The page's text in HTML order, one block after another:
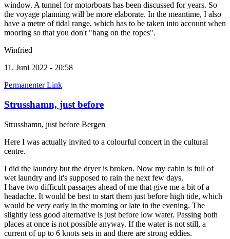
window. A tunnel for motorboats has been discussed for years. So
the voyage planning will be more elaborate. In the meantime, I also
have a metre of tidal range, which has to be taken into account when
mooring so that you don't "hang on the ropes".
Winfried
11. Juni 2022 - 20:58
Permanenter Link
Strusshamn, just before
Strusshamn, just before Bergen
Here I was actually invited to a colourful concert in the cultural
centre.
I did the laundry but the dryer is broken. Now my cabin is full of
wet laundry and it's supposed to rain the next few days.
I have two difficult passages ahead of me that give me a bit of a
headache. It would be best to start them just before high tide, which
would be very early in the morning or late in the evening. The
slightly less good alternative is just before low water. Passing both
places at once is not possible anyway. If the water is not still, a
current of up to 6 knots sets in and there are strong eddies.